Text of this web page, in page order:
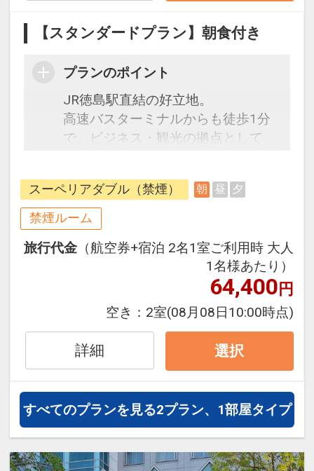
【スタンダードプラン】朝食付き
プランのポイント
JR徳島駅直結の好立地。
高速バスターミナルからも徒歩1分
で、ビジネス・観光の拠点として、
客室の大きな窓からは、南側に「眉
山」北側に「吉野川」が望め、時間
の流れとともに、移り変わる美しい
眺望をお楽しみいただけます。明る
く色調豊かなインテリアと格調高い
調度品でお迎えし、寛ぎと至福に満
ちたひとときをお過ごしいただけま
【朝食について】
徳島県産の食材を使ったお料理や、
式で朝からお楽しみいただけます。
（営業時間）6:30～10:00
（会場）1階フロア
スーペリアダブル（禁煙） 朝 昼 夕
禁煙ルーム
旅行代金 （航空券+宿泊 2名1室ご利用時 大人
1名様あたり）
64,400円
空き： 2室(08月08日10:00時点)
詳細 選択
すべてのプランを見る2プラン、1部屋タイプ